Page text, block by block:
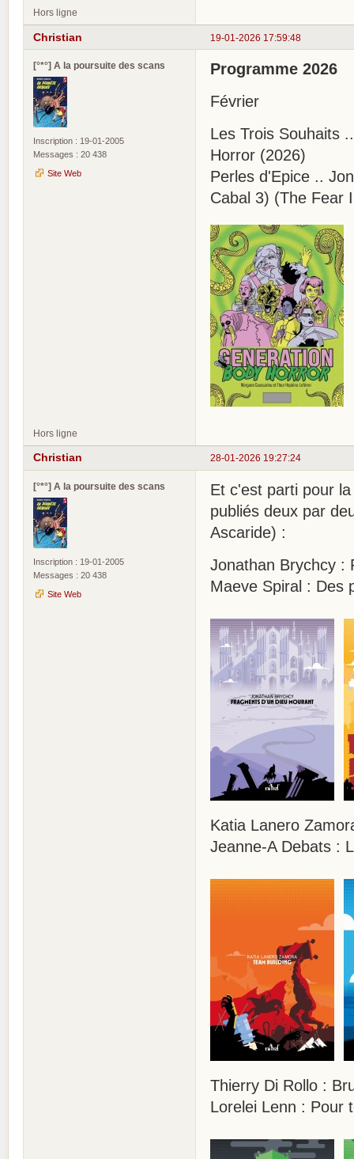
Hors ligne
19-01-2026 17:59:48
Christian
[°*°] A la poursuite des scans
Inscription : 19-01-2005
Messages : 20 438
Site Web
Programme 2026
Février
Les Trois Souhaits
Horror (2026)
Perles d'Epice ..
Cabal 3) (The Fear
Hors ligne
28-01-2026 19:27:24
Christian
[°*°] A la poursuite des scans
Inscription : 19-01-2005
Messages : 20 438
Site Web
Et c'est parti pour
publiés deux par
Ascaride) :
Jonathan Brychcy :
Maeve Spiral : Des
Katia Lanero
Jeanne-A Debats :
Thierry Di Rollo :
Lorelei Lenn : Pour